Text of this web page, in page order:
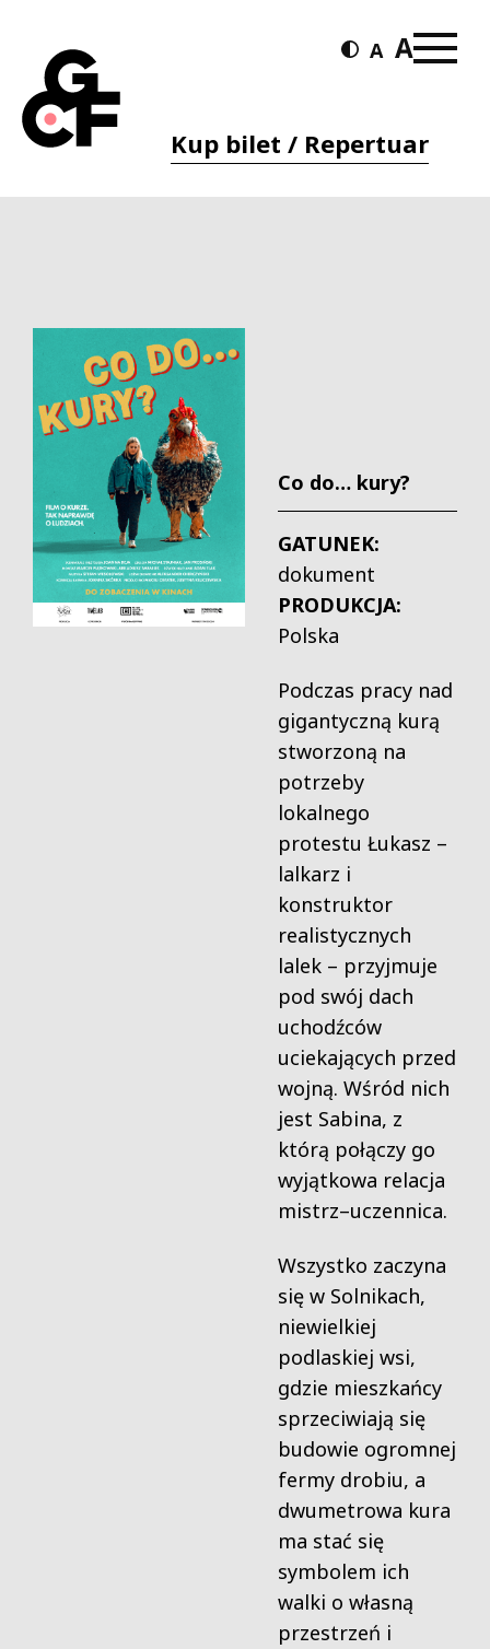
Kup bilet / Repertuar
Co do… kury?
GATUNEK:
dokument
PRODUKCJA:
Polska
Podczas pracy nad
gigantyczną kurą
stworzoną na
potrzeby
lokalnego
protestu Łukasz –
lalkarz i
konstruktor
realistycznych
lalek – przyjmuje
pod swój dach
uchodźców
uciekających przed
wojną. Wśród nich
jest Sabina, z
którą połączy go
wyjątkowa relacja
mistrz–uczennica.
Wszystko zaczyna
się w Solnikach,
niewielkiej
podlaskiej wsi,
gdzie mieszkańcy
sprzeciwiają się
budowie ogromnej
fermy drobiu, a
dwumetrowa kura
ma stać się
symbolem ich
walki o własną
przestrzeń i